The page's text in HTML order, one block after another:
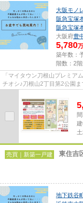
大阪モノ
阪急宝塚
阪急宝塚
大阪府豊
5,780
築年数：
階数：2
「マイタウン刀根山プレミ
チオシ♪刀根山2丁目第2公園
売買｜新築一戸建 東住吉
地下鉄谷